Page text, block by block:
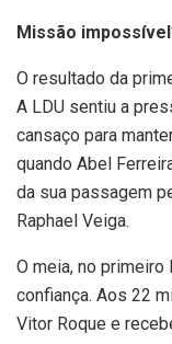
Missão
O resultado da
A LDU sentiu a
cansaço para
quando Abel
da sua passagem
Raphael Veiga.
O meia, no
confiança. Aos 22
Vitor Roque e